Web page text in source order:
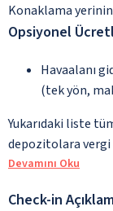
Konaklama
Opsiyonel
Havaalanı
(tek yön,
Yukarıdaki liste
depozitolara vergi
Devamını Oku
Check-in